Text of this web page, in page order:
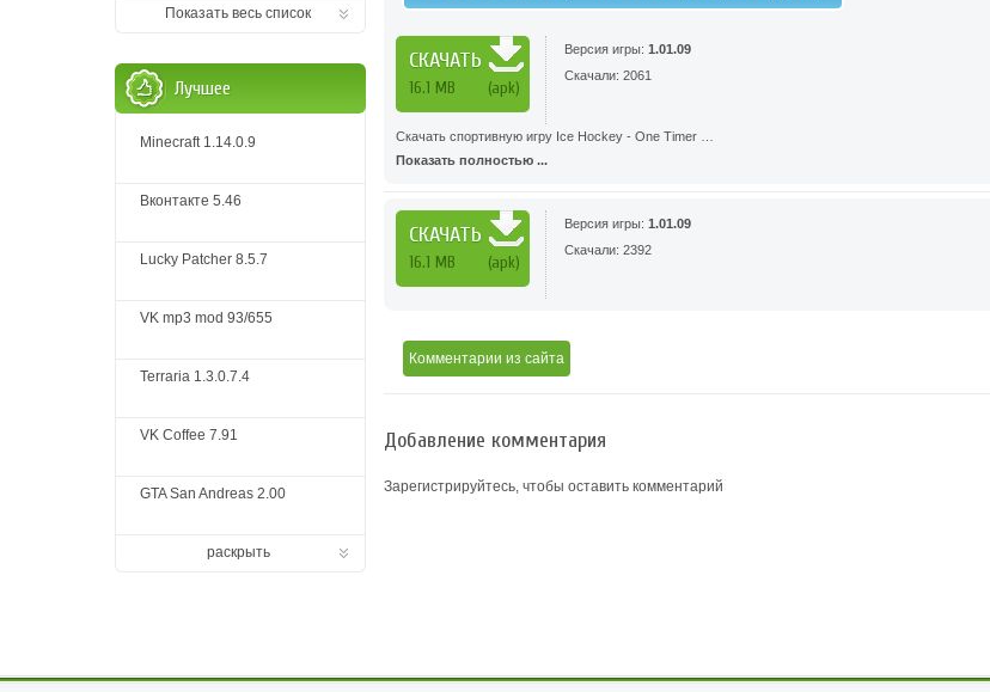
СКАЧАТЬ
16.1 MB (apk)
Версия игры: 1.01.09
Скачали: 2061
Скачать спортивную игру Ice Hockey - One Timer …
Показать полностью ...
СКАЧАТЬ
16.1 MB (apk)
Версия игры: 1.01.09
Скачали: 2392
Комментарии из сайта
Добавление комментария
Зарегистрируйтесь, чтобы оставить комментарий
Показать весь список
Лучшее
Minecraft 1.14.0.9
Вконтакте 5.46
Lucky Patcher 8.5.7
VK mp3 mod 93/655
Terraria 1.3.0.7.4
VK Coffee 7.91
GTA San Andreas 2.00
раскрыть